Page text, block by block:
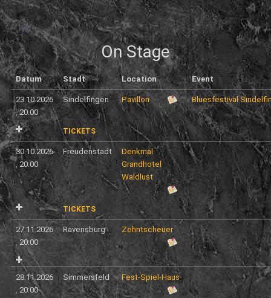
On Stage
Datum Stadt Location Event
23.10.2026
,20:00
Sindelfingen Pavillon Bluesfestival
TICKETS
30.10.2026
, 20:00
Freudenstadt
Denkmal
Grandhotel
Waldlust
TICKETS
27.11.2026
,20:00
Ravensburg Zehntscheuer
28.11.2026
, 20:00
Simmersfeld Fest-Spiel-Haus